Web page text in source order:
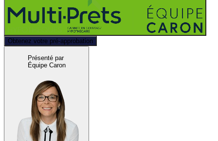
Obtenez votre pré-approbation
Présenté par
Équipe Caron